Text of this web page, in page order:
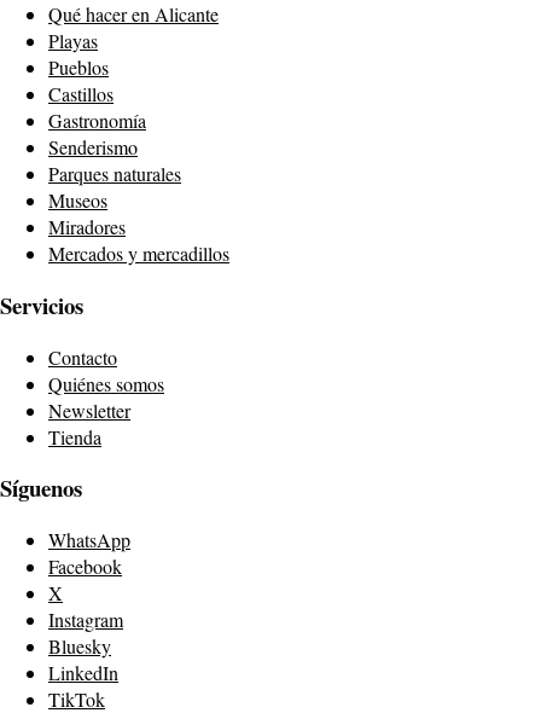
Qué hacer en Alicante
Playas
Pueblos
Castillos
Gastronomía
Senderismo
Parques naturales
Museos
Miradores
Mercados y mercadillos
Servicios
Contacto
Quiénes somos
Newsletter
Tienda
Síguenos
WhatsApp
Facebook
X
Instagram
Bluesky
LinkedIn
TikTok